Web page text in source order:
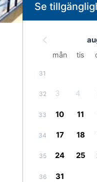
Se
mån tis
31
32 3 4
33 10 11
34 17 18
35 24 25
36 31